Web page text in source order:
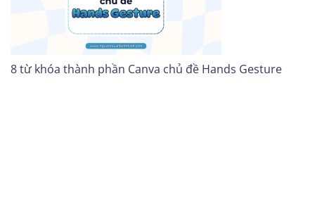
8 từ khóa thành phần Canva chủ đề Hands Gesture